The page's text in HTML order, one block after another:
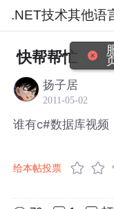
.NET技术其他语
社区 .NET技术
快帮帮忙
扬子居
2011-05-02
谁有c#数据库视频
给本帖投票